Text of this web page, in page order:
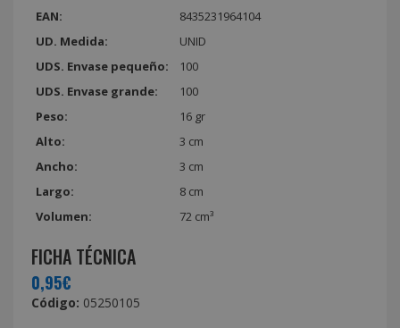
EAN:
8435231964104
UD. Medida:
UNID
UDS. Envase pequeño:
100
UDS. Envase grande:
100
Peso:
16 gr
Alto:
3 cm
Ancho:
3 cm
Largo:
8 cm
Volumen:
72 cm³
FICHA TÉCNICA
0,95€
Código: 05250105